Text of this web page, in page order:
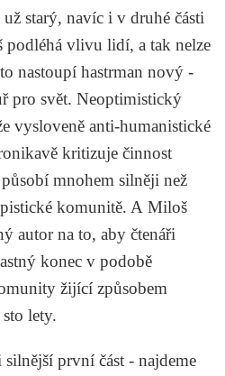
už starý, navíc i v druhé části
vlivu lidí, a tak nelze
nastoupí hastrman nový -
pro svět. Neoptimistický
vysloveně anti-humanistické
kritizuje činnost
mnohem silněji než
komunitě. A Miloš
autor na to, aby čtenáři
konec v podobě
žijící způsobem
lety.
silnější první část - najdeme